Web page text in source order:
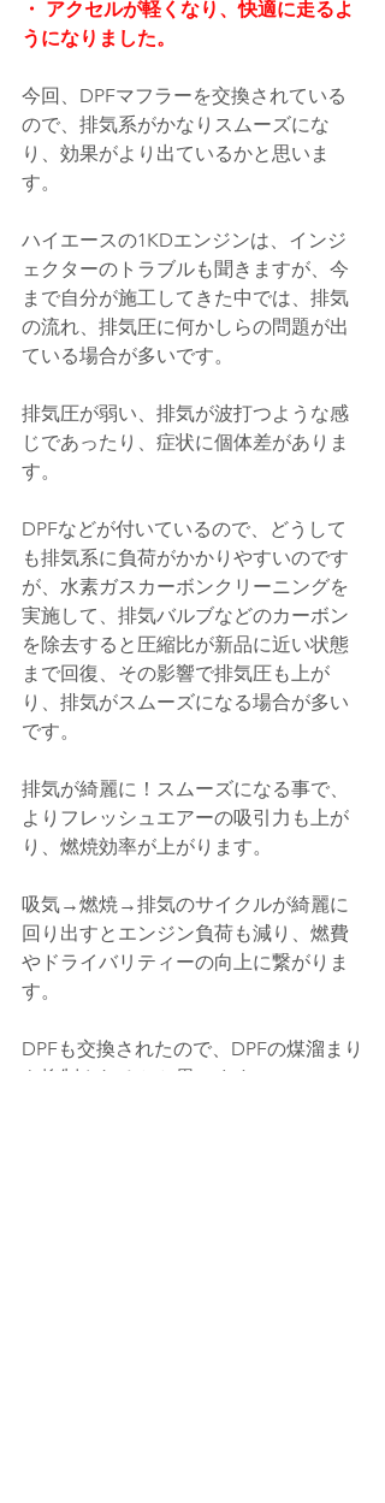
・ アクセルが軽くなり、快適に走るよ
うになりました。
今回、DPFマフラーを交換されている
ので、排気系がかなりスムーズにな
り、効果がより出ているかと思いま
す。
ハイエースの1KDエンジンは、インジ
ェクターのトラブルも聞きますが、今
まで自分が施工してきた中では、排気
の流れ、排気圧に何かしらの問題が出
ている場合が多いです。
排気圧が弱い、排気が波打つような感
じであったり、症状に個体差がありま
す。
DPFなどが付いているので、どうして
も排気系に負荷がかかりやすいのです
が、水素ガスカーボンクリーニングを
実施して、排気バルブなどのカーボン
を除去すると圧縮比が新品に近い状態
まで回復、その影響で排気圧も上が
り、排気がスムーズになる場合が多い
です。
排気が綺麗に！スムーズになる事で、
よりフレッシュエアーの吸引力も上が
り、燃焼効率が上がります。
吸気→燃焼→排気のサイクルが綺麗に
回り出すとエンジン負荷も減り、燃費
やドライバリティーの向上に繋がりま
す。
DPFも交換されたので、DPFの煤溜まり
も抑制されるかと思います。